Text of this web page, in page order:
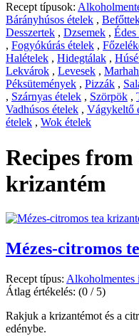
Recept típusok:
Bárányhúsos ételek ,
Desszertek , Dzsemek , Édes
, Fogyókúrás ételek ,
Halételek , Hidegtálak ,
Lekvárok , Levesek ,
Péksütemények , Pizzák ,
, Szárnyas ételek , Szörpök ,
Vadhúsos ételek , Vágykeltő
ételek , Wok ételek
Recipes
krizantém
Mézes-citromos
Recept típus: Alkoholmentes
Átlag értékelés: (0 / 5)
Rakjuk a krizantémot és a
edénybe.